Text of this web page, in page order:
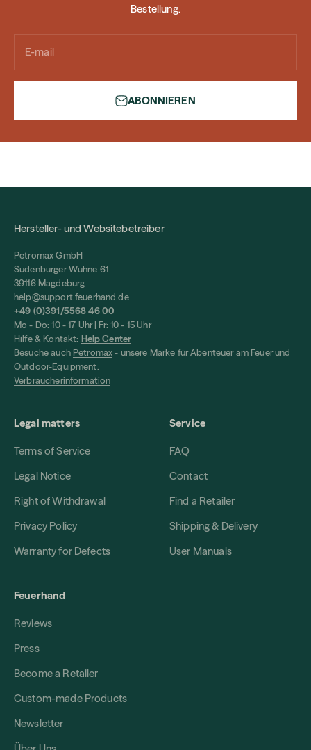
Bestellung.
E-mail
ABONNIEREN
Hersteller- und Websitebetreiber
Petromax GmbH
Sudenburger Wuhne 61
39116 Magdeburg
help@support.feuerhand.de
+49 (0)391/5568 46 00
Mo - Do: 10 - 17 Uhr | Fr: 10 - 15 Uhr
Hilfe & Kontakt: Help Center
Besuche auch Petromax- unsere Marke für Abenteuer am Feuer und
Outdoor-Equipment.
Verbraucherinformation
Legal matters
Terms of Service
Legal Notice
Right of Withdrawal
Privacy Policy
Warranty for Defects
Service
FAQ
Contact
Find a Retailer
Shipping & Delivery
User Manuals
Feuerhand
Reviews
Press
Become a Retailer
Custom-made Products
Newsletter